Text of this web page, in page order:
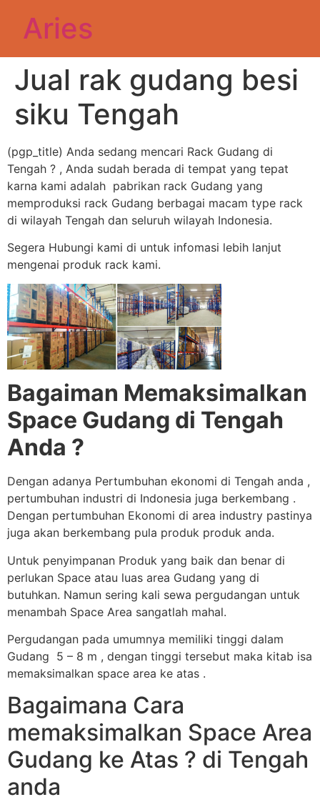
Aries
Jual rak gudang besi
siku Tengah
(pgp_title) Anda sedang mencari Rack Gudang di
Tengah ? , Anda sudah berada di tempat yang tepat
karna kami adalah pabrikan rack Gudang yang
memproduksi rack Gudang berbagai macam type rack
di wilayah Tengah dan seluruh wilayah Indonesia.
Segera Hubungi kami di untuk infomasi lebih lanjut
mengenai produk rack kami.
Bagaiman Memaksimalkan
Space Gudang di Tengah
Anda ?
Dengan adanya Pertumbuhan ekonomi di Tengah anda ,
pertumbuhan industri di Indonesia juga berkembang .
Dengan pertumbuhan Ekonomi di area industry pastinya
juga akan berkembang pula produk produk anda.
Untuk penyimpanan Produk yang baik dan benar di
perlukan Space atau luas area Gudang yang di
butuhkan. Namun sering kali sewa pergudangan untuk
menambah Space Area sangatlah mahal.
Pergudangan pada umumnya memiliki tinggi dalam
Gudang 5 – 8 m , dengan tinggi tersebut maka kitab isa
memaksimalkan space area ke atas .
Bagaimana Cara
memaksimalkan Space Area
Gudang ke Atas ? di Tengah
anda